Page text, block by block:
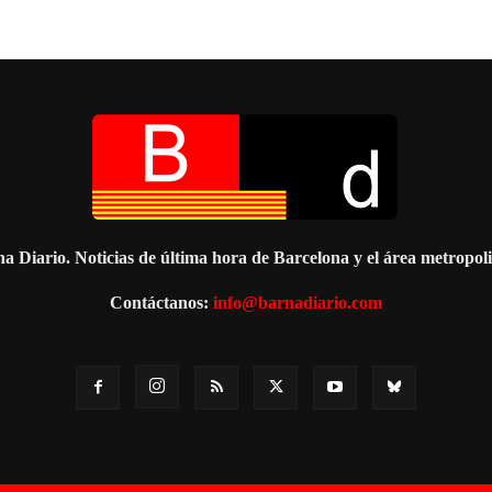
Diario. Noticias de última hora de Barcelona y el área
Contáctanos: info@barnadiario.com